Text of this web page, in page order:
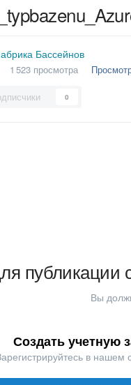
Бассейнов
1 523 просмотра
0
публикации
Вы
Создать учетную
в нашем